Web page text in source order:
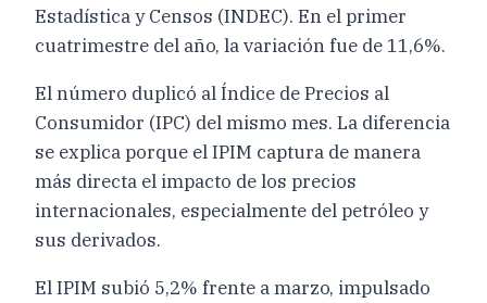
Estadística y Censos (INDEC). En el primer
cuatrimestre del año, la variación fue de 11,6%.
El número duplicó al Índice de Precios al
Consumidor (IPC) del mismo mes. La diferencia
se explica porque el IPIM captura de manera
más directa el impacto de los precios
internacionales, especialmente del petróleo y
sus derivados.
El IPIM subió 5,2% frente a marzo, impulsado